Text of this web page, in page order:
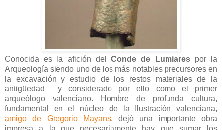
Conocida es la afición delConde de Lumiarespor la
Arqueología siendo uno de los más notables precursores en
la excavación y estudio de los restos materiales de la
antigüedad y considerado por ello como el primer
arqueólogo valenciano. Hombre de profunda cultura,
fundamental en el núcleo de la Ilustración valenciana,
amigo de Gregorio Mayans, dejó una importante obra
impresa a la que necesariamente hay que sumar los